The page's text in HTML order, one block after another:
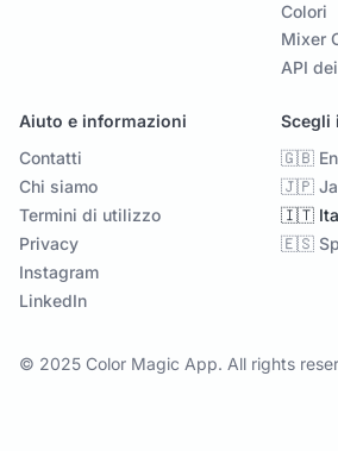
Colori
Mixer
API
Aiuto e informazioni
Contatti
Chi siamo
Termini di utilizzo
Privacy
Instagram
LinkedIn
Scegli
🇬🇧
🇯🇵
🇮🇹
🇪🇸
© 2025 Color Magic App. All rights